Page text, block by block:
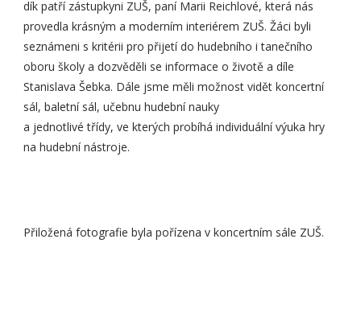
dík patří zástupkyni ZUŠ, paní Marii Reichlové, která nás
provedla krásným a moderním interiérem ZUŠ. Žáci byli
seznámeni s kritérii pro přijetí do hudebního i tanečního
oboru školy a dozvěděli se informace o životě a díle
Stanislava Šebka. Dále jsme měli možnost vidět koncertní
sál, baletní sál, učebnu hudební nauky
a jednotlivé třídy, ve kterých probíhá individuální výuka hry
na hudební nástroje.
Přiložená fotografie byla pořízena v koncertním sále ZUŠ.